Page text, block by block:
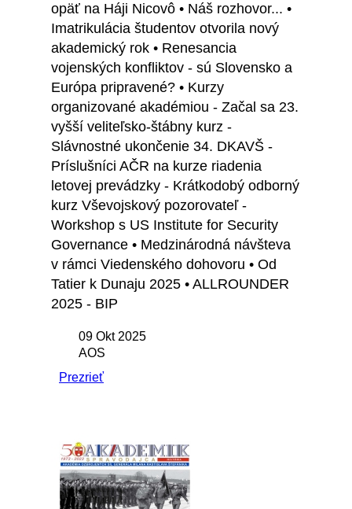
opäť na Háji Nicovô • Náš rozhovor... •
Imatrikulácia študentov otvorila nový
akademický rok • Renesancia
vojenských konfliktov - sú Slovensko a
Európa pripravené? • Kurzy
organizované akadémiou - Začal sa 23.
vyšší veliteľsko-štábny kurz -
Slávnostné ukončenie 34. DKAVŠ -
Príslušníci AČR na kurze riadenia
letovej prevádzky - Krátkodobý odborný
kurz Vševojskový pozorovateľ -
Workshop s US Institute for Security
Governance • Medzinárodná návšteva
v rámci Viedenského dohovoru • Od
Tatier k Dunaju 2025 • ALLROUNDER
2025 - BIP
09 Okt 2025
AOS
Prezrieť